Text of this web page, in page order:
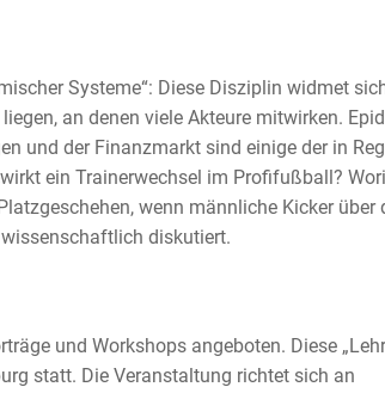
Systeme“: Diese Disziplin widmet
an denen viele Akteure mitwirken.
und der Finanzmarkt sind einige der in
ein Trainerwechsel im Profifußball?
wenn männliche Kicker über
diskutiert.
und Workshops angeboten. Diese
statt. Die Veranstaltung richtet sich an